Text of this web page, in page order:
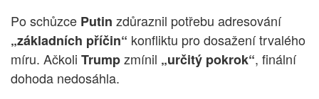
Po schůzce Putin zdůraznil potřebu adresování
„základních příčin“ konfliktu pro dosažení trvalého
míru. Ačkoli Trumpzmínil „určitý pokrok“, finální
dohoda nedosáhla.